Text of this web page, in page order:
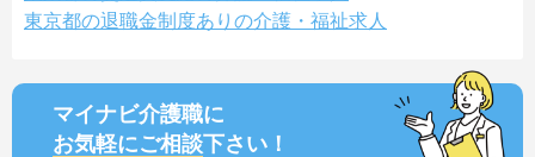
東京都の退職金制度ありの介護・福祉求人
マイナビ介護職に
お気軽にご相談下さい！